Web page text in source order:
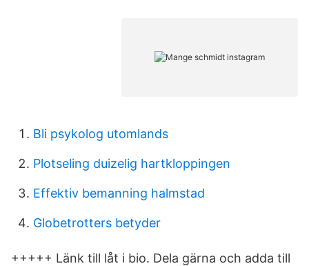
Bli psykolog utomlands
Plotseling duizelig hartkloppingen
Effektiv bemanning halmstad
Globetrotters betyder
+++++ Länk till låt i bio. Dela gärna och adda till